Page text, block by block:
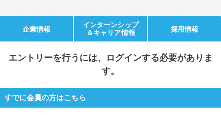
適職診断 就活チャンネル
企業情報
インターンシップ
＆キャリア情報
採用情報
エントリーを行うには、ログインする必要がありま
す。
すでに会員の方はこちら